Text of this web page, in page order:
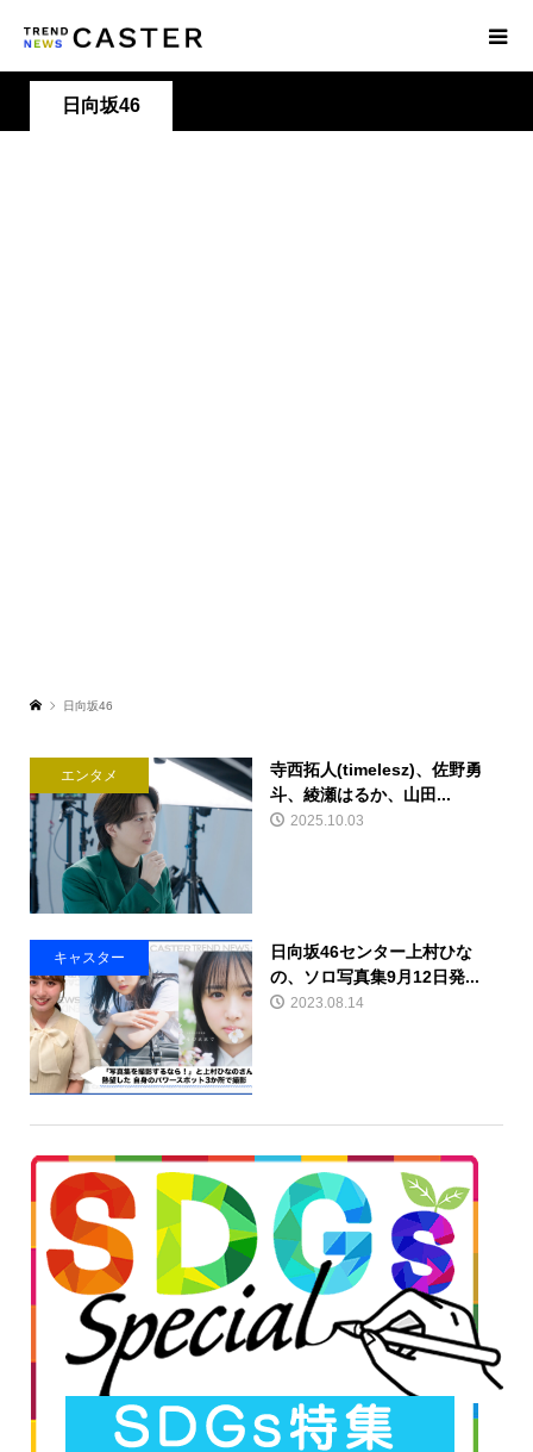
⽇向坂46
⽇向坂46
エンタメ
寺⻄拓⼈(timelesz)、佐野勇
⽃、綾瀬はるか、⼭⽥...
2025.10.03
キャスター
日向坂46センター上村ひな
の、ソロ写真集9月12日発...
2023.08.14